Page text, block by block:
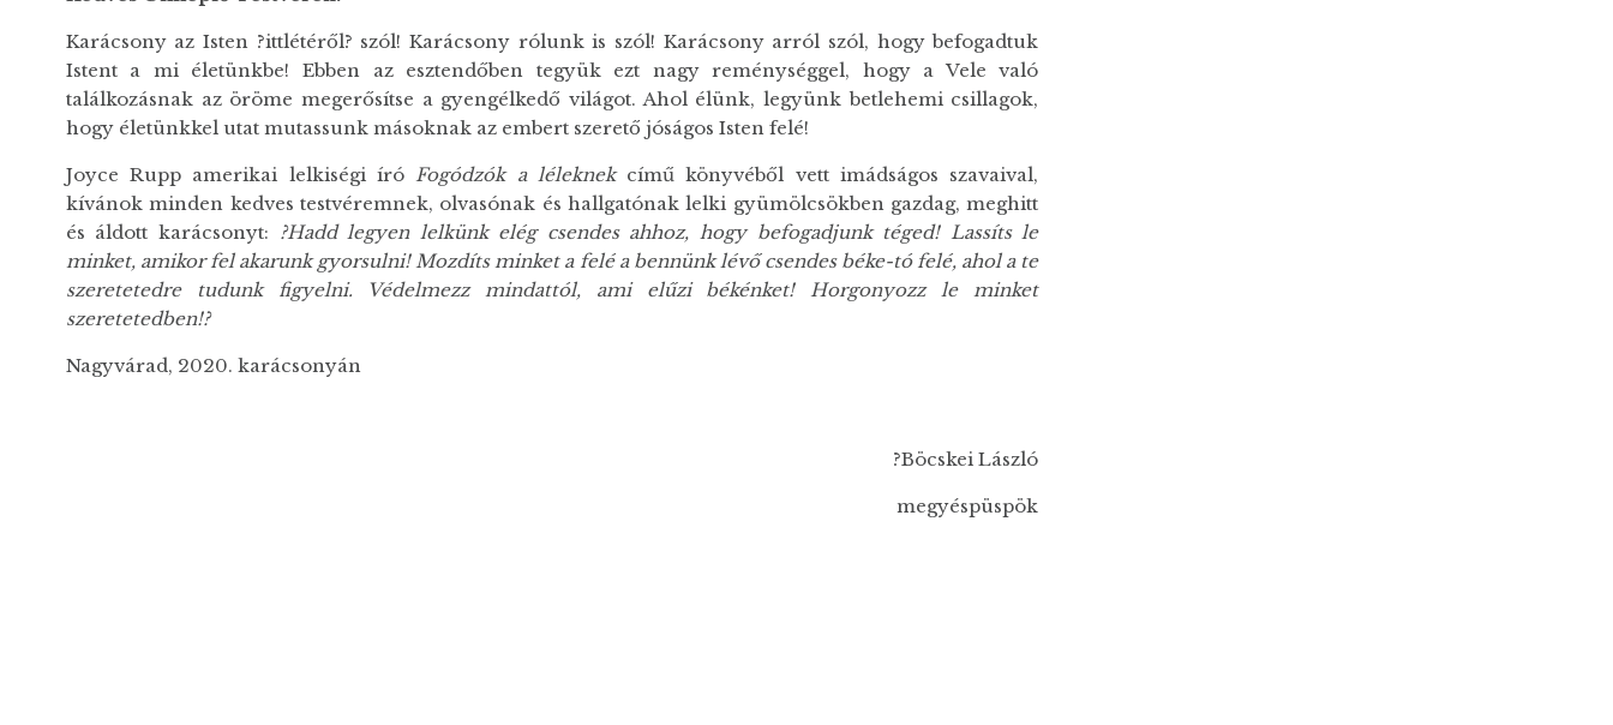
Karácsony az Isten ?ittlétéről? szól! Karácsony rólunk is szól! Karácsony arról szól, hogy befogadtuk
Istent a mi életünkbe! Ebben az esztendőben tegyük ezt nagy reménységgel, hogy a Vele való
találkozásnak az öröme megerősítse a gyengélkedő világot. Ahol élünk, legyünk betlehemi csillagok,
hogy életünkkel utat mutassunk másoknak az embert szerető jóságos Isten felé!
Joyce Rupp amerikai lelkiségi íróFogódzók a léleknekcímű könyvéből vett imádságos szavaival,
kívánok minden kedves testvéremnek, olvasónak és hallgatónak lelki gyümölcsökben gazdag, meghitt
és áldott karácsonyt: ?Hadd legyen lelkünk elég csendes ahhoz, hogy befogadjunk téged! Lassíts le
minket, amikor fel akarunk gyorsulni! Mozdíts minket a felé a bennünk lévő csendes béke-tó felé, ahol a te
szeretetedre tudunk figyelni. Védelmezz mindattól, ami elűzi békénket! Horgonyozz le minket
szeretetedben!?
Nagyvárad, 2020. karácsonyán
?Böcskei László
megyéspüspök